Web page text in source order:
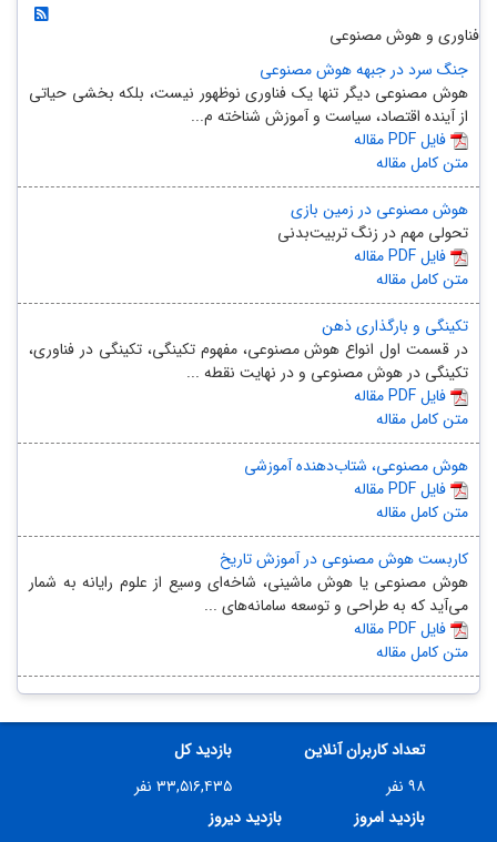
فناوری و هوش مصنوعی
جنگ سرد در جبهه هوش مصنوعی
هوش مصنوعی دیگر تنها یک فناوری نوظهور نیست، بلکه بخشی حیاتی
از آینده‌ اقتصاد، سیاست و آموزش شناخته م...
مقاله PDF فایل
متن کامل مقاله
هوش مصنوعی در زمین بازی
تحولی مهم در زنگ تربیت‌بدنی
مقاله PDF فایل
متن کامل مقاله
تکینگی و بارگذاری ذهن
در قسمت اول انواع هوش مصنوعی، مفهوم تکینگی، تکینگی در فناوری،
تکینگی در هوش مصنوعی و در نهایت نقطه‌ ...
مقاله PDF فایل
متن کامل مقاله
هوش مصنوعی، شتاب‌دهنده آموزشی
مقاله PDF فایل
متن کامل مقاله
کاربست هوش مصنوعی در آموزش تاریخ
هوش مصنوعی یا هوش ماشینی، شاخه‌ای وسیع از علوم رایانه به شمار
می‌آید که به طراحی و توسعه سامانه‌های ...
مقاله PDF فایل
متن کامل مقاله
تعداد کاربران آنلاین
۹۸ نفر
بازدید کل
۳۳,۵۱۶,۴۳۵ نفر
بازدید امروز
بازدید دیروز